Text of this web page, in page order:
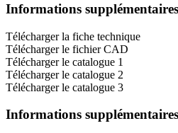
Informations supplémentaires
Télécharger la fiche technique
Télécharger le fichier CAD
Télécharger le catalogue 1
Télécharger le catalogue 2
Télécharger le catalogue 3
Informations supplémentaires